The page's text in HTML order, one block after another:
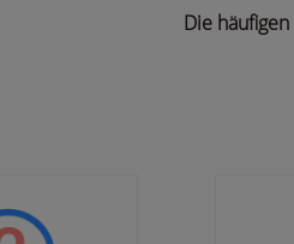
Die